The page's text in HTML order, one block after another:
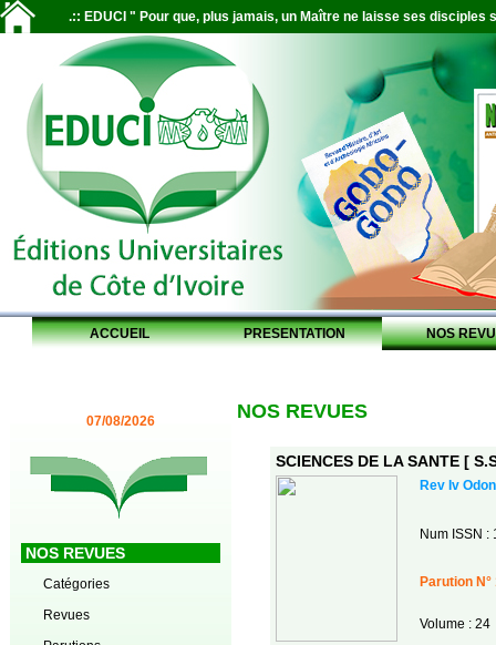
.:: EDUCI " Pour que, plus jamais, un Maître ne laisse ses disciples
ACCUEIL PRESENTATION NOS
07/08/2026
NOS REVUES
Catégories
Revues
NOS REVUES
SCIENCES DE LA SANTE [
Rev Iv
Num ISSN :
Parution N°
Volume : 24